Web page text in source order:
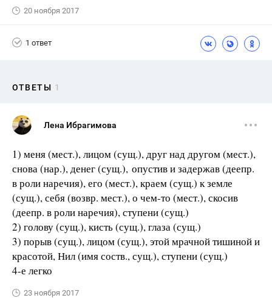
20 ноября 2017
1 ответ
ОТВЕТЫ 1
Лена Ибрагимова
1) меня (мест.), лицом (сущ.), друг над другом (мест.),
снова (нар.), денег (сущ.), опустив и задержав (деепр.
в роли наречия), его (мест.), краем (сущ.) к земле
(сущ.), себя (возвр. мест.), о чем-то (мест.), скосив
(деепр. в роли наречия), ступени (сущ.)
2) голову (сущ.), кисть (сущ.), глаза (сущ.)
3) порыв (сущ.), лицом (сущ.), этой мрачной тишиной и
красотой, Нил (имя соств., сущ.), ступени (сущ.)
4-е легко
23 ноября 2017